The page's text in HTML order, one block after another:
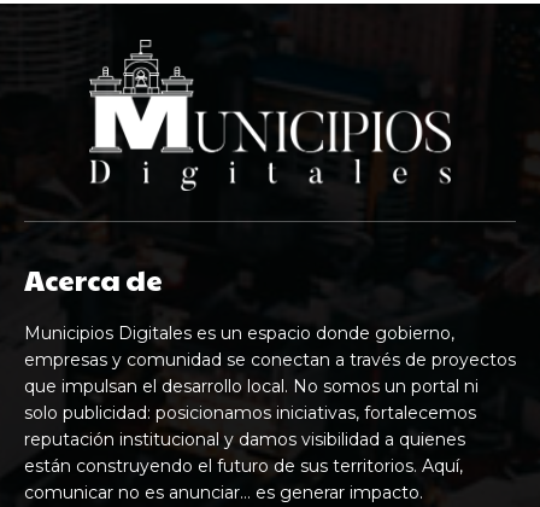
Acerca de
Municipios Digitales es un espacio donde gobierno,
empresas y comunidad se conectan a través de proyectos
que impulsan el desarrollo local. No somos un portal ni
solo publicidad: posicionamos iniciativas, fortalecemos
reputación institucional y damos visibilidad a quienes
están construyendo el futuro de sus territorios. Aquí,
comunicar no es anunciar… es generar impacto.